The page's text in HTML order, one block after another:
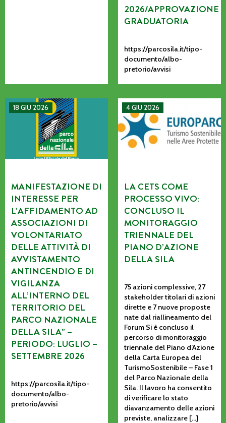
2026/APPROVAZIONE
GRADUATORIA
https://parcosila.it/tipo-
documento/albo-
pretorio/avvisi
18 GIU 2026
MANIFESTAZIONE DI INTERESSE PER L’AFFIDAMENTO
MANIFESTAZIONE DI
INTERESSE PER
L’AFFIDAMENTO AD
ASSOCIAZIONI DI
VOLONTARIATO
DELLE ATTIVITÀ DI
AVVISTAMENTO
ANTINCENDIO E DI
VIGILANZA
ALL’INTERNO DEL
TERRITORIO DEL
PARCO NAZIONALE
DELLA SILA” –
PERIODO: LUGLIO –
SETTEMBRE 2026
https://parcosila.it/tipo-
documento/albo-
pretorio/avvisi
4 GIU 2026
La CETS come processo
LA CETS COME
PROCESSO VIVO:
CONCLUSO IL
MONITORAGGIO
TRIENNALE DEL
PIANO D’AZIONE
DELLA SILA
75 azioni complessive, 27
stakeholder titolari di azioni
dirette e 7 nuove proposte
nate dal riallineamento del
Forum Si è concluso il
percorso di monitoraggio
triennale del Piano d’Azione
della Carta Europea del
TurismoSostenibile – Fase 1
del Parco Nazionale della
Sila. Il lavoro ha consentito
di verificare lo stato
diavanzamento delle azioni
previste, analizzare […]